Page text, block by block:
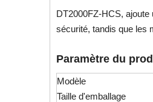
DT2000FZ-HCS,
sécurité, tandis que les
Paramètre du
Modèle
Taille d'emballage